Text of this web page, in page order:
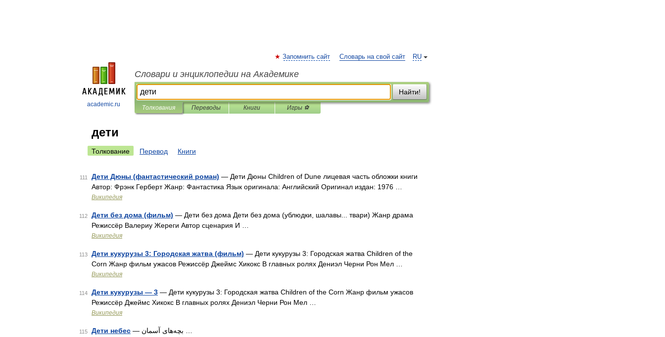
academic.ru
RU
Запомнить сайт Словарь на свой сайт
Словари и энциклопедии на Академике
Найти!
Толкования Переводы Книги Игры ⚽
дети
Толкование Перевод Книги
111 Дети Дюны (фантастический роман) — Дети Дюны Children of Dune лицевая часть обложки книги
Автор: Фрэнк Герберт Жанр: Фантастика Язык оригинала: Английский Оригинал издан: 1976 …
Википедия
112 Дети без дома (фильм) — Дети без дома Дети без дома (ублюдки, шалавы... твари) Жанр драма
Режиссёр Валериу Жереги Автор сценария И …
Википедия
113 Дети кукурузы 3: Городская жатва (фильм) — Дети кукурузы 3: Городская жатва Children of the
Corn Жанр фильм ужасов Режиссёр Джеймс Хикокс В главных ролях Дениэл Черни Рон Мел …
Википедия
114 Дети кукурузы — 3 — Дети кукурузы 3: Городская жатва Children of the Corn Жанр фильм ужасов
Режиссёр Джеймс Хикокс В главных ролях Дениэл Черни Рон Мел …
Википедия
115 Дети небес